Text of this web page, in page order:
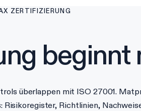
ZERTIFIZIERUNG
beginnt
überlappen mit ISO 27001.
Risikoregister, Richtlinien,